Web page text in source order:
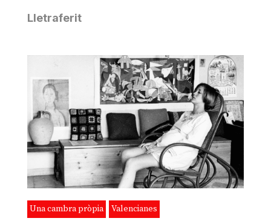
Lletraferit
Una cambra pròpia Valencianes